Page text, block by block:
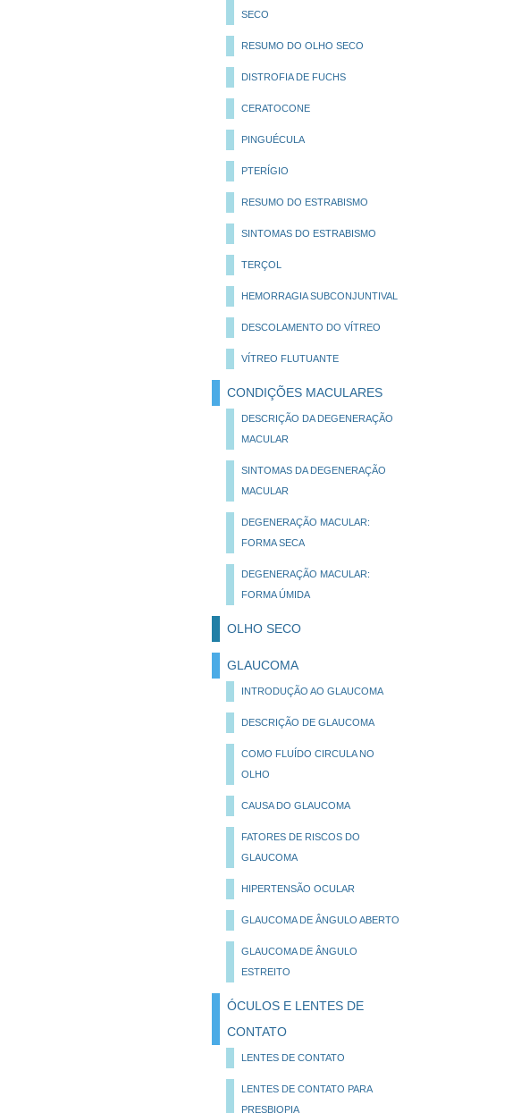
SECO
RESUMO DO OLHO SECO
DISTROFIA DE FUCHS
CERATOCONE
PINGUÉCULA
PTERÍGIO
RESUMO DO ESTRABISMO
SINTOMAS DO ESTRABISMO
TERÇOL
HEMORRAGIA SUBCONJUNTIVAL
DESCOLAMENTO DO VÍTREO
VÍTREO FLUTUANTE
CONDIÇÕES MACULARES
DESCRIÇÃO DA DEGENERAÇÃO
MACULAR
SINTOMAS DA DEGENERAÇÃO
MACULAR
DEGENERAÇÃO MACULAR:
FORMA SECA
DEGENERAÇÃO MACULAR:
FORMA ÚMIDA
OLHO SECO
GLAUCOMA
INTRODUÇÃO AO GLAUCOMA
DESCRIÇÃO DE GLAUCOMA
COMO FLUÍDO CIRCULA NO
OLHO
CAUSA DO GLAUCOMA
FATORES DE RISCOS DO
GLAUCOMA
HIPERTENSÃO OCULAR
GLAUCOMA DE ÂNGULO ABERTO
GLAUCOMA DE ÂNGULO
ESTREITO
ÓCULOS E LENTES DE
CONTATO
LENTES DE CONTATO
LENTES DE CONTATO PARA
PRESBIOPIA